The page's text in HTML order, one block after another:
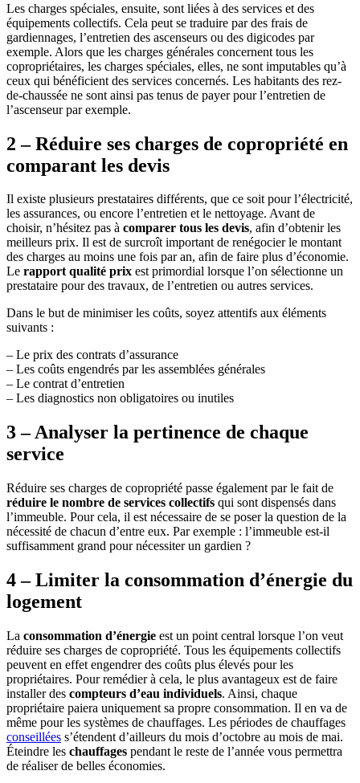
Les charges spéciales, ensuite, sont liées à des services et des
équipements collectifs. Cela peut se traduire par des frais de
gardiennages, l’entretien des ascenseurs ou des digicodes par
exemple. Alors que les charges générales concernent tous les
copropriétaires, les charges spéciales, elles, ne sont imputables qu’à
ceux qui bénéficient des services concernés. Les habitants des rez-
de-chaussée ne sont ainsi pas tenus de payer pour l’entretien de
l’ascenseur par exemple.
2 – Réduire ses charges de copropriété en
comparant les devis
Il existe plusieurs prestataires différents, que ce soit pour l’électricité,
les assurances, ou encore l’entretien et le nettoyage. Avant de
choisir, n’hésitez pas à comparer tous les devis, afin d’obtenir les
meilleurs prix. Il est de surcroît important de renégocier le montant
des charges au moins une fois par an, afin de faire plus d’économie.
Le rapport qualité prix est primordial lorsque l’on sélectionne un
prestataire pour des travaux, de l’entretien ou autres services.
Dans le but de minimiser les coûts, soyez attentifs aux éléments
suivants :
– Le prix des contrats d’assurance
– Les coûts engendrés par les assemblées générales
– Le contrat d’entretien
– Les diagnostics non obligatoires ou inutiles
3 – Analyser la pertinence de chaque
service
Réduire ses charges de copropriété passe également par le fait de
réduire le nombre de services collectifs qui sont dispensés dans
l’immeuble. Pour cela, il est nécessaire de se poser la question de la
nécessité de chacun d’entre eux. Par exemple : l’immeuble est-il
suffisamment grand pour nécessiter un gardien ?
4 – Limiter la consommation d’énergie du
logement
La consommation d’énergie est un point central lorsque l’on veut
réduire ses charges de copropriété. Tous les équipements collectifs
peuvent en effet engendrer des coûts plus élevés pour les
propriétaires. Pour remédier à cela, le plus avantageux est de faire
installer des compteurs d’eau individuels. Ainsi, chaque
propriétaire paiera uniquement sa propre consommation. Il en va de
même pour les systèmes de chauffages. Les périodes de chauffages
conseillées s’étendent d’ailleurs du mois d’octobre au mois de mai.
Éteindre les chauffages pendant le reste de l’année vous permettra
de réaliser de belles économies.